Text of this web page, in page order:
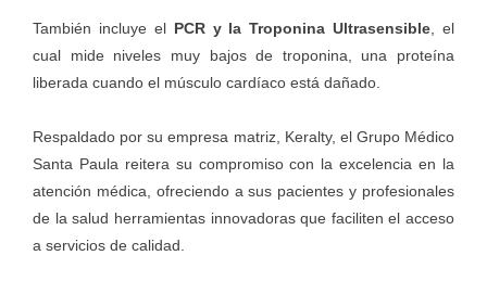
También incluye el PCR y la Troponina Ultrasensible , el
cual mide niveles muy bajos de troponina, una proteína
liberada cuando el músculo cardíaco está dañado.
Respaldado por su empresa matriz, Keralty, el Grupo Médico
Santa Paula reitera su compromiso con la excelencia en la
atención médica, ofreciendo a sus pacientes y profesionales
de la salud herramientas innovadoras que faciliten el acceso
a servicios de calidad.